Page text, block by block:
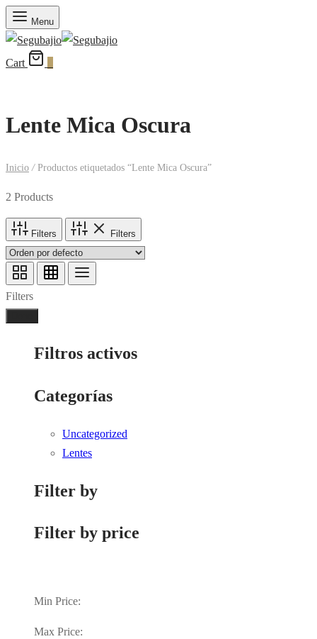
Menu
Cart
Lente Mica Oscura
Inicio /Productos etiquetados “Lente Mica Oscura”
2 Products
Filters Filters
Filters
Filtros activos
Categorías
Uncategorized
Lentes
Filter by
Filter by price
Min Price:
Max Price: